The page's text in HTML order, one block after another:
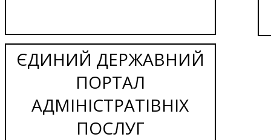
ЄДИНИЙ ДЕРЖАВНИЙ
ПОРТАЛ
АДМІНІСТРАТІВНІХ
ПОСЛУГ